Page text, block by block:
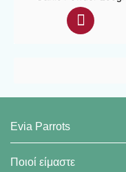
Evia Parrots
Ποιοί είμαστε